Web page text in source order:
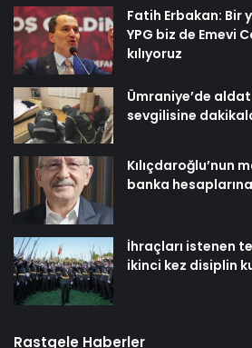
Fatih Erbakan: Bir
YPG biz de Emevi
kılıyoruz
Ümraniye’de
sevgilisine
Kılıçdaroğlu’nun
banka
İhraçları istenen
ikinci kez disiplin
Rastgele Haberler